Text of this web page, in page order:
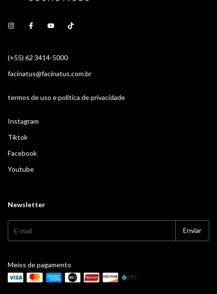
(+55) 62 3414-5000
facinatus@facinatus.com.br
termos de uso e politica de privacidade
Instagram
Tiktok
Facebook
Youtube
Newsletter
Meios de pagamento